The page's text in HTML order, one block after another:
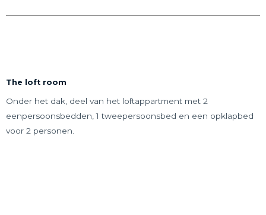
The loft room
Onder het dak, deel van het loftappartment met 2
eenpersoonsbedden, 1 tweepersoonsbed en een opklapbed
voor 2 personen.